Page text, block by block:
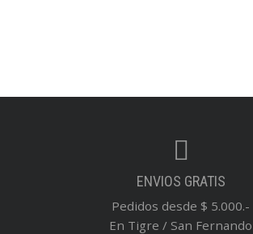
ENVIOS GRATIS
Pedidos desde $ 5.000.-
En Tigre / San Fernando